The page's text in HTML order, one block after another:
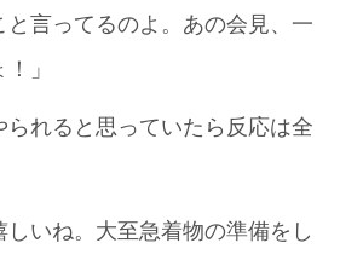
と言ってるのよ。あの会見、一
」
られると思っていたら反応は全
しいね。大至急着物の準備をし